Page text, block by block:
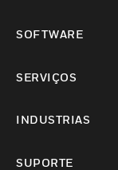
SOFTWARE
SERVIÇOS
INDUSTRIAS
SUPORTE